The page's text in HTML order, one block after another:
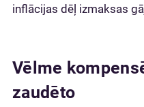
inflācijas dēļ izmaksas
Vēlme
zaudēto